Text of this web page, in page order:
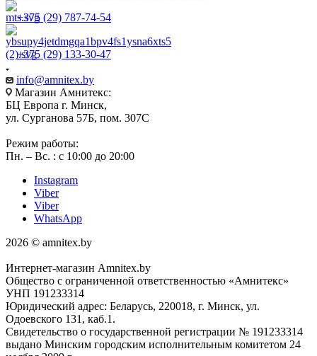
+375 (29) 787-74-54
+375 (29) 133-30-47
info@amnitex.by
Магазин Амнитекс:
БЦ Европа г. Минск,
ул. Сурганова 57Б, пом. 307С
Режим работы:
Пн. – Вс. : с 10:00 до 20:00
Instagram
Viber
Viber
WhatsApp
2026 © amnitex.by
Интернет-магазин Amnitex.by
Общество с ограниченной ответственностью «Амнитекс»
УНП 191233314
Юридический адрес: Беларусь, 220018, г. Минск, ул.
Одоевского 131, каб.1.
Свидетельство о государственной регистрации № 191233314
выдано Минским городским исполнительным комитетом 24